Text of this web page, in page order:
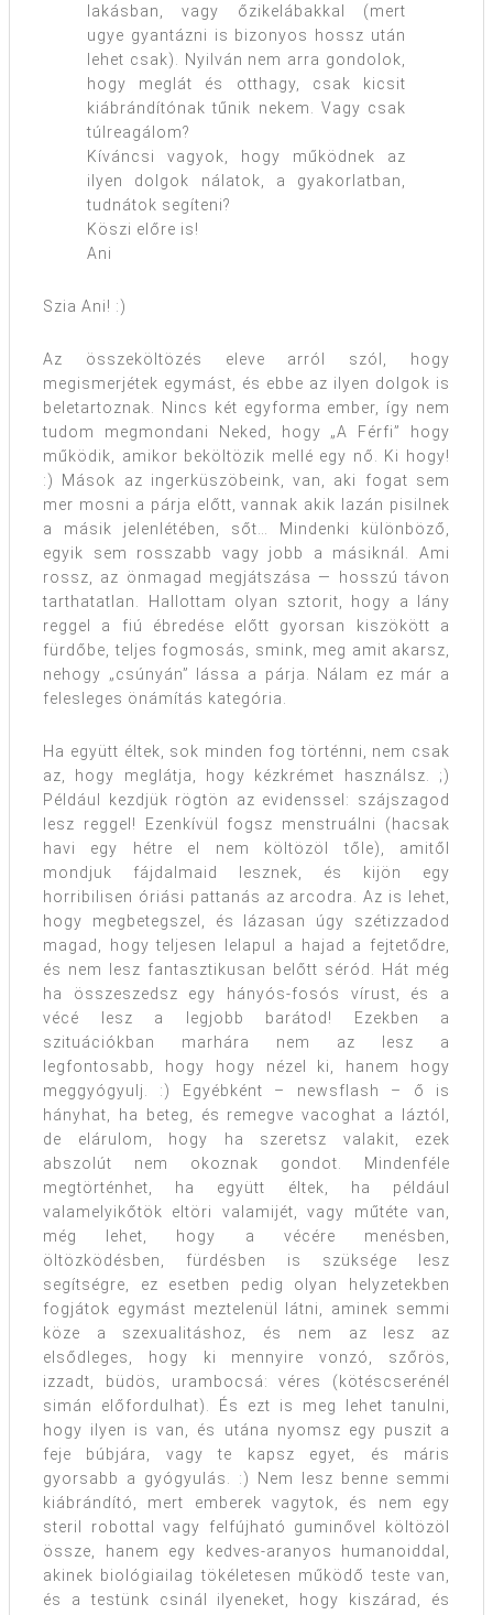
lakásban, vagy őzikelábakkal (mert
ugye gyantázni is bizonyos hossz után
lehet csak). Nyilván nem arra gondolok,
hogy meglát és otthagy, csak kicsit
kiábrándítónak tűnik nekem. Vagy csak
túlreagálom?
Kíváncsi vagyok, hogy működnek az
ilyen dolgok nálatok, a gyakorlatban,
tudnátok segíteni?
Köszi előre is!
Ani
Szia Ani! :)
Az összeköltözés eleve arról szól, hogy
megismerjétek egymást, és ebbe az ilyen dolgok is
beletartoznak. Nincs két egyforma ember, így nem
tudom megmondani Neked, hogy „A Férfi” hogy
működik, amikor beköltözik mellé egy nő. Ki hogy!
:) Mások az ingerküszöbeink, van, aki fogat sem
mer mosni a párja előtt, vannak akik lazán pisilnek
a másik jelenlétében, sőt… Mindenki különböző,
egyik sem rosszabb vagy jobb a másiknál. Ami
rossz, az önmagad megjátszása — hosszú távon
tarthatatlan. Hallottam olyan sztorit, hogy a lány
reggel a fiú ébredése előtt gyorsan kiszökött a
fürdőbe, teljes fogmosás, smink, meg amit akarsz,
nehogy „csúnyán” lássa a párja. Nálam ez már a
felesleges önámítás kategória.
Ha együtt éltek, sok minden fog történni, nem csak
az, hogy meglátja, hogy kézkrémet használsz. ;)
Például kezdjük rögtön az evidenssel: szájszagod
lesz reggel! Ezenkívül fogsz menstruálni (hacsak
havi egy hétre el nem költözöl tőle), amitől
mondjuk fájdalmaid lesznek, és kijön egy
horribilisen óriási pattanás az arcodra. Az is lehet,
hogy megbetegszel, és lázasan úgy szétizzadod
magad, hogy teljesen lelapul a hajad a fejtetődre,
és nem lesz fantasztikusan belőtt séród. Hát még
ha összeszedsz egy hányós-fosós vírust, és a
vécé lesz a legjobb barátod! Ezekben a
szituációkban marhára nem az lesz a
legfontosabb, hogy hogy nézel ki, hanem hogy
meggyógyulj. :) Egyébként – newsflash – ő is
hányhat, ha beteg, és remegve vacoghat a láztól,
de elárulom, hogy ha szeretsz valakit, ezek
abszolút nem okoznak gondot. Mindenféle
megtörténhet, ha együtt éltek, ha például
valamelyikőtök eltöri valamijét, vagy műtéte van,
még lehet, hogy a vécére menésben,
öltözködésben, fürdésben is szüksége lesz
segítségre, ez esetben pedig olyan helyzetekben
fogjátok egymást meztelenül látni, aminek semmi
köze a szexualitáshoz, és nem az lesz az
elsődleges, hogy ki mennyire vonzó, szőrös,
izzadt, büdös, urambocsá: véres (kötéscserénél
simán előfordulhat). És ezt is meg lehet tanulni,
hogy ilyen is van, és utána nyomsz egy puszit a
feje búbjára, vagy te kapsz egyet, és máris
gyorsabb a gyógyulás. :) Nem lesz benne semmi
kiábrándító, mert emberek vagytok, és nem egy
steril robottal vagy felfújható guminővel költözöl
össze, hanem egy kedves-aranyos humanoiddal,
akinek biológiailag tökéletesen működő teste van,
és a testünk csinál ilyeneket, hogy kiszárad, és